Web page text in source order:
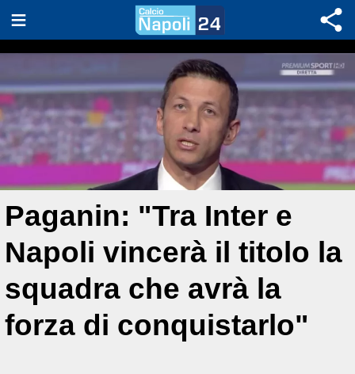
Paganin: "Tra Inter e
Napoli vincerà il titolo la
squadra che avrà la
forza di conquistarlo"